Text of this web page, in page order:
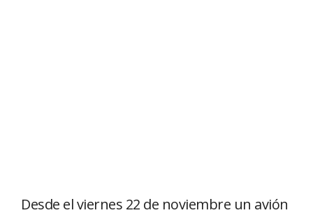
Desde el viernes 22 de noviembre un avión